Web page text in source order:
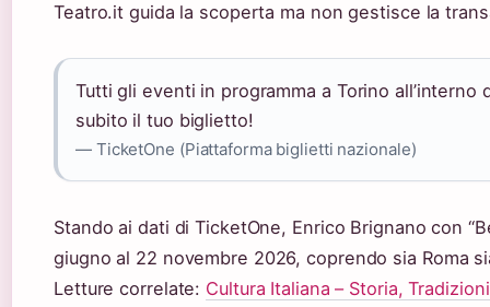
Teatro.it guida la scoperta ma non gestisce la
Tutti gli eventi in programma a Torino
subito il tuo biglietto!
— TicketOne (Piattaforma biglietti nazionale)
Stando ai dati di TicketOne, Enrico Brignano con
giugno al 22 novembre 2026, coprendo sia Roma
Letture correlate: Cultura Italiana – Storia,